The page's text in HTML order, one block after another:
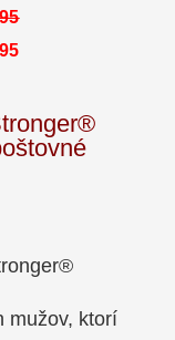
mužov, ktorí